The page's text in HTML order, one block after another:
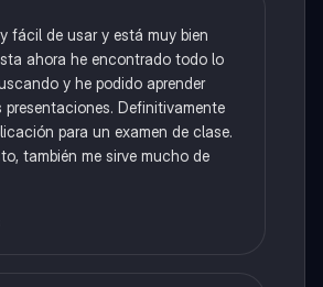
fácil de usar y está muy bien
ahora he encontrado todo lo
y he podido aprender
presentaciones. Definitivamente
para un examen de clase.
también me sirve mucho de